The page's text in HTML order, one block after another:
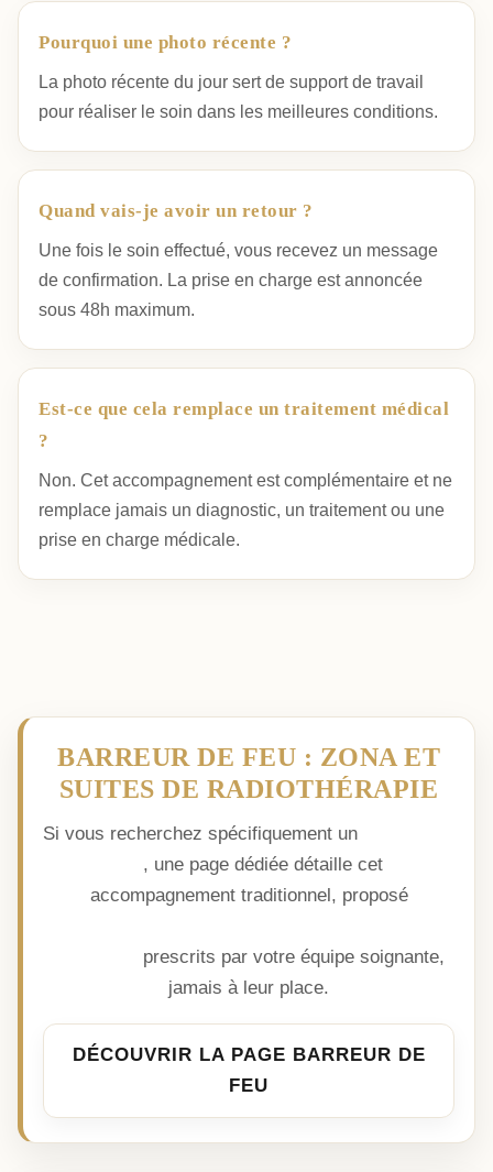
Pourquoi une photo récente ?
La photo récente du jour sert de support de travail
pour réaliser le soin dans les meilleures conditions.
Quand vais-je avoir un retour ?
Une fois le soin effectué, vous recevez un message
de confirmation. La prise en charge est annoncée
sous 48h maximum.
Est-ce que cela remplace un traitement médical
?
Non. Cet accompagnement est complémentaire et ne
remplace jamais un diagnostic, un traitement ou une
prise en charge médicale.
BARREUR DE FEU : ZONA ET
SUITES DE RADIOTHÉRAPIE
Si vous recherchez spécifiquement un
, une page dédiée détaille cet
accompagnement traditionnel, proposé
prescrits par votre équipe soignante,
jamais à leur place.
DÉCOUVRIR LA PAGE BARREUR DE
FEU